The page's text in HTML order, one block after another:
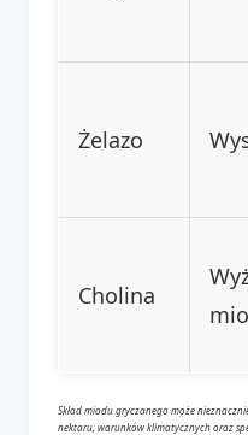
Żelazo
Cholina
Skład miodu gryczanego może
nektaru, warunków klimatycznych oraz